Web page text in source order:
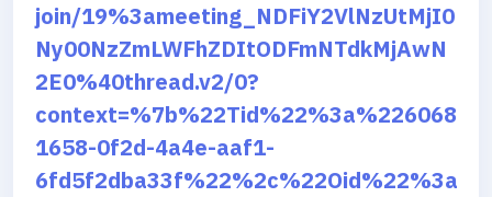
join/19%3ameeting_NDFiY2VlNzUtMjI0
Ny00NzZmLWFhZDItODFmNTdkMjAwN
2E0%40thread.v2/0?
context=%7b%22Tid%22%3a%226068
1658-0f2d-4a4e-aaf1-
6fd5f2dba33f%22%2c%22Oid%22%3a